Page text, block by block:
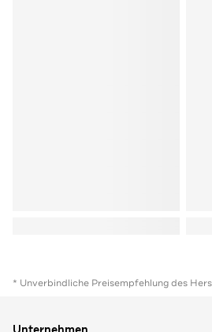
* Unverbindliche Preisempfehlung des